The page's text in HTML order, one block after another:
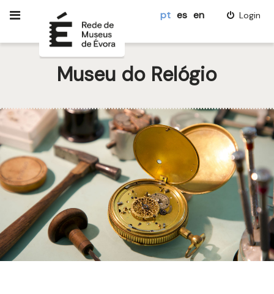
pt es en Login
Museu do Relógio